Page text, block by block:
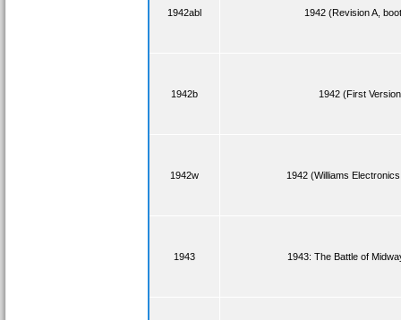
1942abl 1942 (Revision A,
1942b 1942 (First
1942w 1942 (Williams
1943 1943: The Battle of